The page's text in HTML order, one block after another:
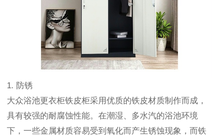
1. 防锈
大众浴池更衣柜铁皮柜采用优质的铁皮材质制作而成，
具有较强的耐腐蚀性能。在潮湿、多水汽的浴池环境
下，一些金属材质容易受到氧化而产生锈蚀现象，而铁